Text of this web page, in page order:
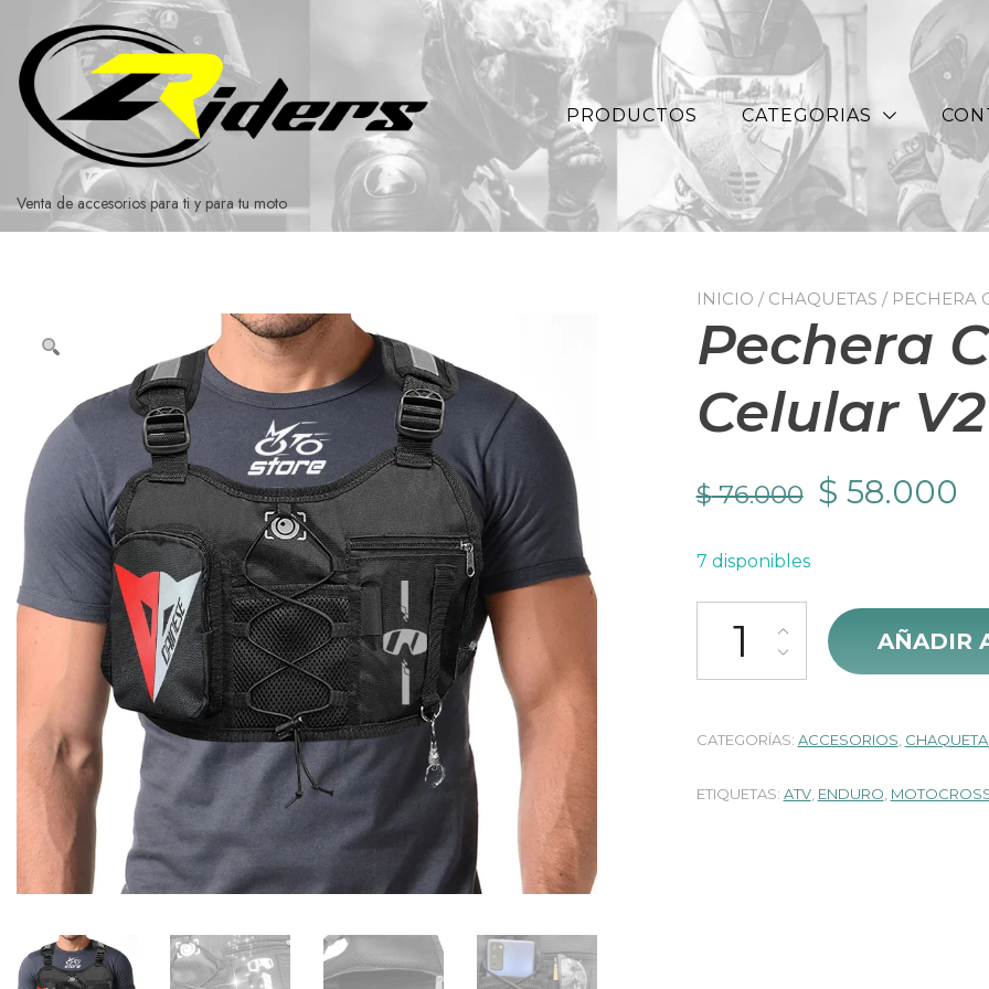
contenido
Venta de accesorios para ti y para tu moto
PRODUCTOS CATEGORIAS
INICIO / CHAQUETAS / PECHERA
Pechera
Celular V2
$76.000 El
era:
$ 76.000.
$ 58.000
$
7 disponibles
Pechera Chaleco Porta Celular
AÑADIR
CATEGORÍAS: ACCESORIOS
ETIQUETAS: ATV, ENDURO